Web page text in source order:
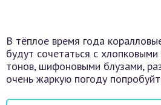
В тёплое время года
будут сочетаться с
тонов, шифоновыми блузами,
очень жаркую погоду